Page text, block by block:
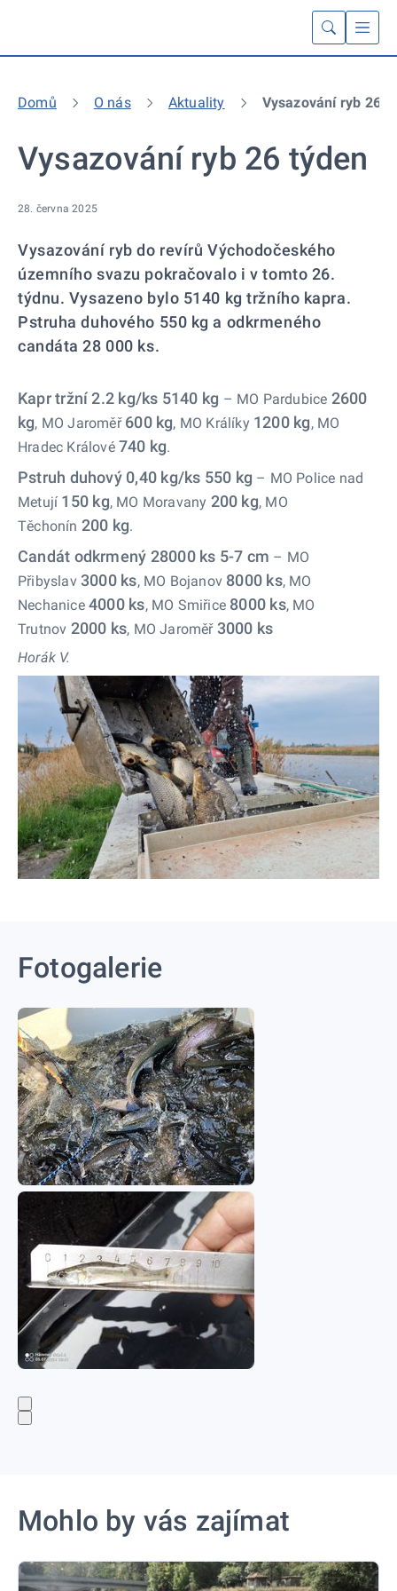
Domů O nás Aktuality Vysazování ryb 26
Vysazování ryb 26 týden
28. června 2025
Vysazování ryb do revírů Východočeského
územního svazu pokračovalo i v tomto 26.
týdnu. Vysazeno bylo 5140 kg tržního kapra.
Pstruha duhového 550 kg a odkrmeného
candáta 28 000 ks.
Kapr tržní 2.2 kg/ks 5140 kg – MO Pardubice 2600
kg, MO Jaroměř 600 kg, MO Králíky 1200 kg, MO
Hradec Králové 740 kg.
Pstruh duhový 0,40 kg/ks 550 kg – MO Police nad
Metují 150 kg, MO Moravany 200 kg, MO
Těchonín 200 kg.
Candát odkrmený 28000 ks 5-7 cm – MO
Přibyslav 3000 ks, MO Bojanov 8000 ks, MO
Nechanice 4000 ks, MO Smiřice 8000 ks, MO
Trutnov 2000 ks, MO Jaroměř 3000 ks
Horák V.
Fotogalerie
Mohlo by vás zajímat